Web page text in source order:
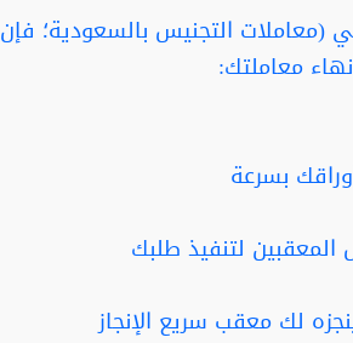
التجنيس بالسعودية؛ فإن
معاملتك:
بسرعة
لتنفيذ طلبك
لك معقب سريع الإنجاز